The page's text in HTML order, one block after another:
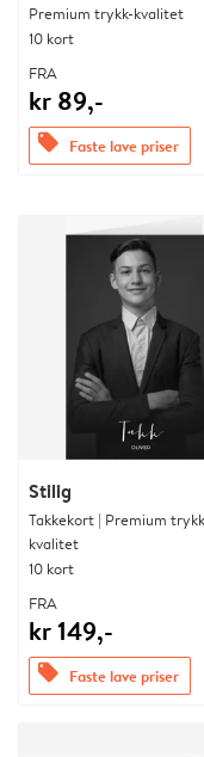
Premium trykk-kvalitet
10 kort
FRA
kr 89,-
offers Faste lave priser
Stilig
Takkekort | Premium
kvalitet
10 kort
FRA
kr 149,-
offers Faste lave priser